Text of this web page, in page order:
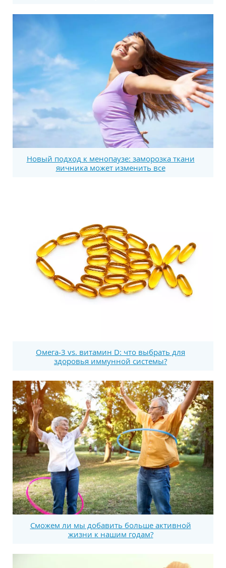
Новый подход к менопаузе: заморозка ткани
яичника может изменить все
Омега-3 vs. витамин D: что выбрать для
здоровья иммунной системы?
Сможем ли мы добавить больше активной
жизни к нашим годам?